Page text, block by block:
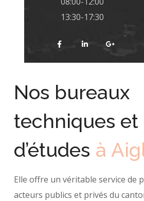
13:30-17:30
Nos bureaux
techniques et
d’études à
Elle offre un véritable service de
acteurs publics et privés du